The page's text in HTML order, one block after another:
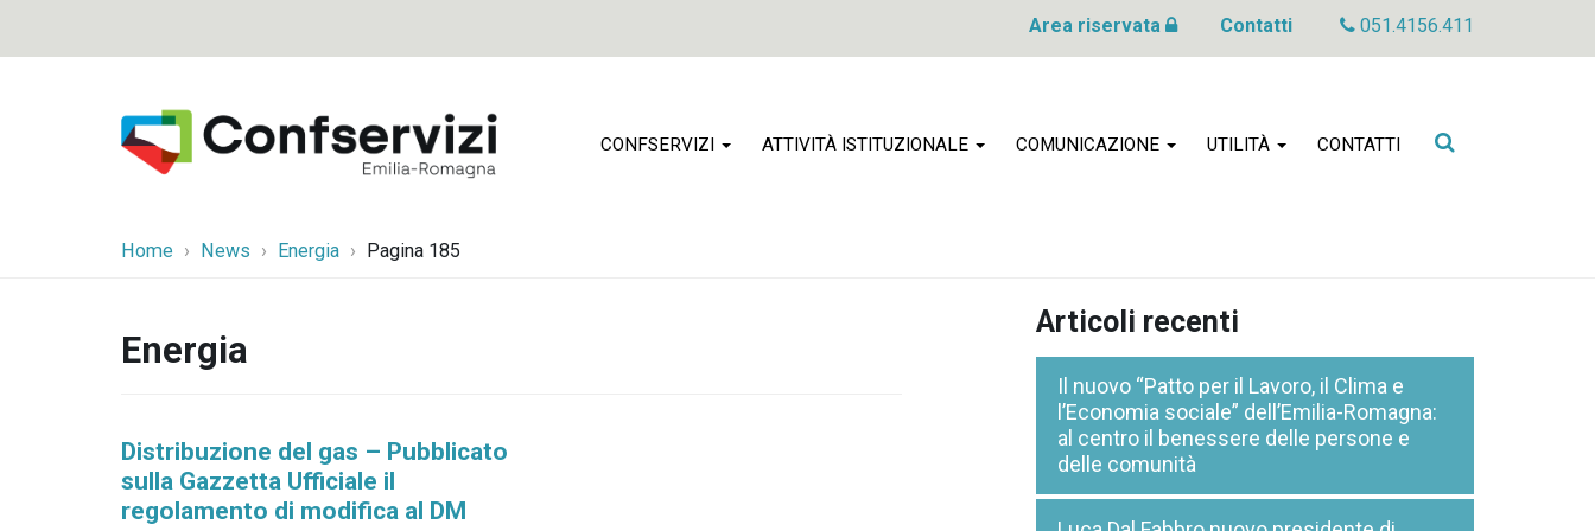
Area riservata Contatti 051.4156.411
CONFSERVIZI ATTIVITÀ ISTITUZIONALE COMUNICAZIONE UTILITÀ CONTATTI
Cerca
Home News Energia Pagina 185
Energia
Distribuzione del gas – Pubblicato
sulla Gazzetta Ufficiale il
regolamento di modifica al DM
Articoli recenti
Il nuovo “Patto per il Lavoro, il Clima e
l’Economia sociale” dell’Emilia-Romagna:
al centro il benessere delle persone e
delle comunità